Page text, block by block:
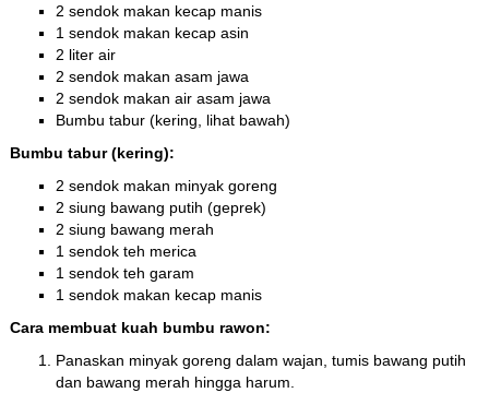
2 sendok makan kecap manis
1 sendok makan kecap asin
2 liter air
2 sendok makan asam jawa
2 sendok makan air asam jawa
Bumbu tabur (kering, lihat bawah)
Bumbu tabur (kering):
2 sendok makan minyak goreng
2 siung bawang putih (geprek)
2 siung bawang merah
1 sendok teh merica
1 sendok teh garam
1 sendok makan kecap manis
Cara membuat kuah bumbu rawon:
Panaskan minyak goreng dalam wajan, tumis bawang putih
dan bawang merah hingga harum.